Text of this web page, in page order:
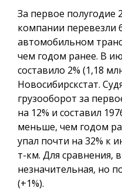
За первое полугодие
компании перевезли
автомобильном
чем годом ранее. В
составило 2% (1,18
Новосибирскстат.
грузооборот за
на 12% и составил
меньше, чем годом
упал почти на 32% к
т-км. Для сравнения,
незначительная, но
(+1%).